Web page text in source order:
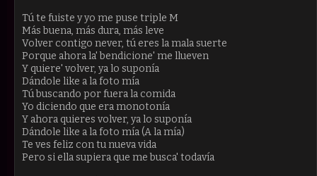
Tú te fuiste y yo me puse triple M
Más buena, más dura, más leve
Volver contigo never, tú eres la mala suerte
Porque ahora la' bendicione' me llueven
Y quiere' volver, ya lo suponía
Dándole like a la foto mía
Tú buscando por fuera la comida
Yo diciendo que era monotonía
Y ahora quieres volver, ya lo suponía
Dándole like a la foto mía (A la mía)
Te ves feliz con tu nueva vida
Pero si ella supiera que me busca' todavía